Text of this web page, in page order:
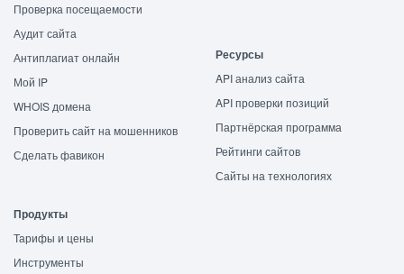
Проверка посещаемости
Аудит сайта
Антиплагиат онлайн
Мой IP
WHOIS домена
Проверить сайт на мошенников
Сделать фавикон
Ресурсы
API анализ сайта
API проверки позиций
Партнёрская программа
Рейтинги сайтов
Сайты на технологиях
Продукты
Тарифы и цены
Инструменты